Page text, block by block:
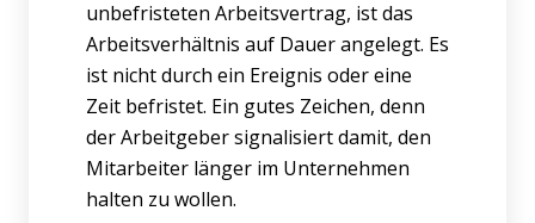
unbefristeten Arbeitsvertrag, ist das
Arbeitsverhältnis auf Dauer angelegt. Es
ist nicht durch ein Ereignis oder eine
Zeit befristet. Ein gutes Zeichen, denn
der Arbeitgeber signalisiert damit, den
Mitarbeiter länger im Unternehmen
halten zu wollen.